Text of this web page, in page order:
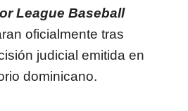
League Baseball
oficialmente tras
judicial emitida en
dominicano.